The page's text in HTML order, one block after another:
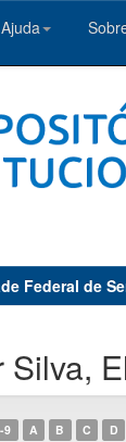
Ajuda
Federal de
9 A B C D